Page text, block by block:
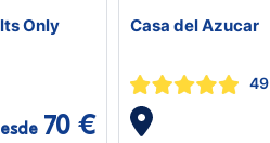
Only
70 €
Casa del Azucar
49